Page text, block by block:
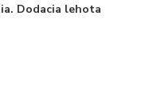
Dodacia lehota